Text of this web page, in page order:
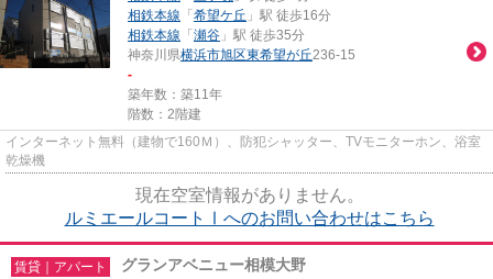
相鉄本線 「 希望ケ丘 」駅 徒歩16分
相鉄本線 「 瀬谷 」駅 徒歩35分
神奈川県横浜市旭区東希望が丘236-15
-
築年数：築11年
階数：2階建
インターネット無料（建物で160Ｍ）、防犯シャッター、TVモニターホン、浴室
乾燥機
現在空室情報がありません。
ルミエールコートⅠへのお問い合わせはこちら
賃貸｜アパート グランアベニュー相模大野